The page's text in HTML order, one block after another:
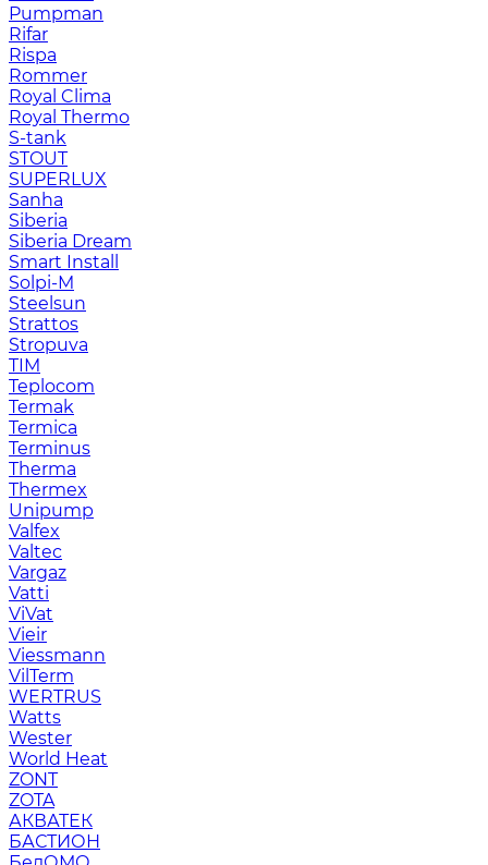
Pumpman
Rifar
Rispa
Rommer
Royal Clima
Royal Thermo
S-tank
STOUT
SUPERLUX
Sanha
Siberia
Siberia Dream
Smart Install
Solpi-M
Steelsun
Strattos
Stropuva
TIM
Teplocom
Termak
Termica
Terminus
Therma
Thermex
Unipump
Valfex
Valtec
Vargaz
Vatti
ViVat
Vieir
Viessmann
VilTerm
WERTRUS
Watts
Wester
World Heat
ZONT
ZOTA
АКВАТЕК
БАСТИОН